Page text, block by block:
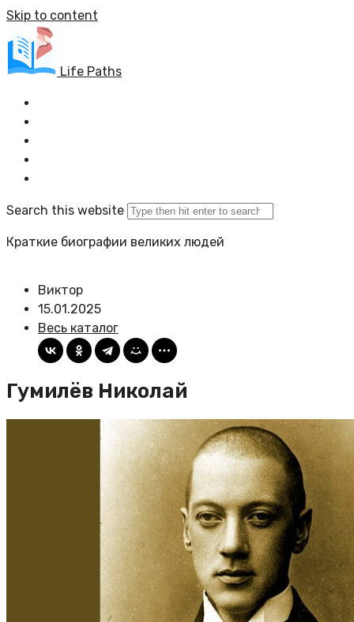
Skip to content
Life Paths
Search this website
Краткие биографии великих людей
Виктор
15.01.2025
Весь каталог
Гумилёв Николай